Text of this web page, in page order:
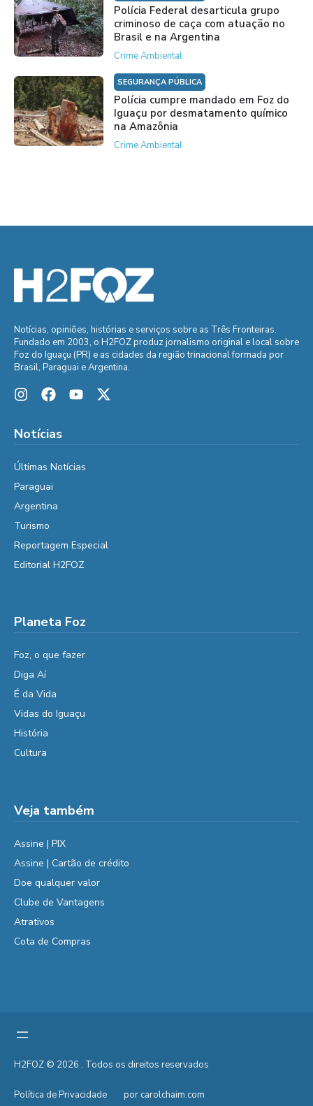
Polícia Federal desarticula grupo
criminoso de caça com atuação no
Brasil e na Argentina
Crime Ambiental
SEGURANÇA PÚBLICA
Polícia cumpre mandado em Foz do
Iguaçu por desmatamento químico
na Amazônia
Crime Ambiental
Notícias, opiniões, histórias e serviços sobre as Três Fronteiras.
Fundado em 2003, o H2FOZ produz jornalismo original e local sobre
Foz do Iguaçu (PR) e as cidades da região trinacional formada por
Brasil, Paraguai e Argentina.
Notícias
Últimas Notícias
Paraguai
Argentina
Turismo
Reportagem Especial
Editorial H2FOZ
Planeta Foz
Foz, o que fazer
Diga Aí
É da Vida
Vidas do Iguaçu
História
Cultura
Veja também
Assine | PIX
Assine | Cartão de crédito
Doe qualquer valor
Clube de Vantagens
Atrativos
Cota de Compras
H2FOZ © 2026 . Todos os direitos reservados
Política de Privacidade por carolchaim.com